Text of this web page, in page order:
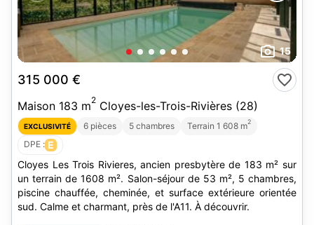
15
315 000 €
Maison 183 m2 Cloyes-les-Trois-Rivières (28)
EXCLUSIVITÉ 6 pièces 5 chambres Terrain 1 608 m2
DPE : E
Cloyes Les Trois Rivieres, ancien presbytère de 183 m² sur
un terrain de 1608 m². Salon-séjour de 53 m², 5 chambres,
piscine chauffée, cheminée, et surface extérieure orientée
sud. Calme et charmant, près de l'A11. À découvrir.